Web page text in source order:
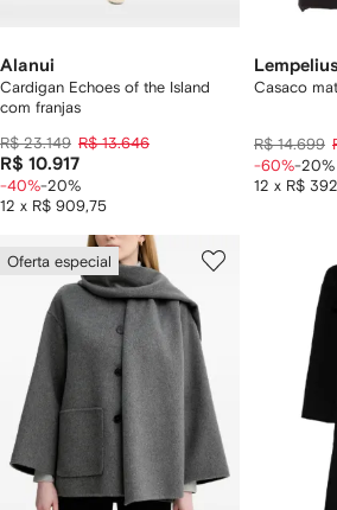
Alanui
Cardigan Echoes of the Island
com franjas
R$ 23.149 R$ 13.646
R$ 10.917
12 x R$ 909,75
-40%-20%
Casaco
R$ 14.699
12 x R$
-60%-20%
Oferta especial